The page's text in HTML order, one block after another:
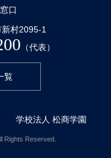
口
村2095-1
（代表）
覧
学校法人 松商学園
Rights Reserved.